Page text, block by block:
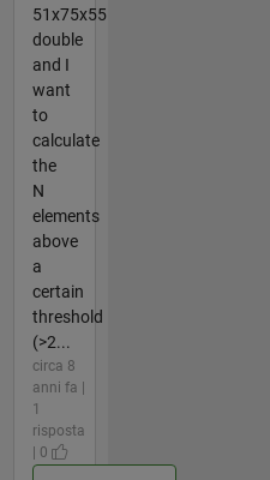
51x75x55
double
and I
want
to
calculate
the
N
elements
above
a
certain
threshold
(>2...
circa 8
anni fa |
1
risposta
| 0